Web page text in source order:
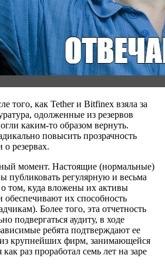
того, как Tether и Bitfinex взяла за
одолженные из резервов
каким-то образом вернуть.
повысить прозрачность
резервах.
момент. Настоящие (нормальные)
публиковать регулярную и весьма
том, куда вложены их активы
обеспечивают их способность
Более того, эта отчетность
подвергаться аудиту, в ходе
ребята подтверждают ее
из крупнейших фирм, занимающейся
раз проработал семь лет на заре